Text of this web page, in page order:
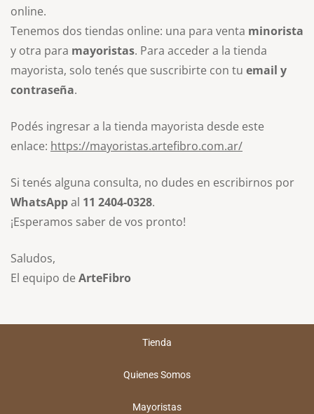
online.
Tenemos dos tiendas online: una para venta minorista
y otra para mayoristas. Para acceder a la tienda
mayorista, solo tenés que suscribirte con tu email y
contraseña.
Podés ingresar a la tienda mayorista desde este
enlace: https://mayoristas.artefibro.com.ar/
Si tenés alguna consulta, no dudes en escribirnos por
WhatsAppal 11 2404-0328.
¡Esperamos saber de vos pronto!
Saludos,
El equipo de ArteFibro
Tienda
Quienes Somos
Mayoristas